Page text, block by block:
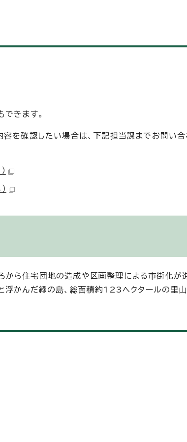
きます。
容を確認したい場合は、下記担当課までお問い
ら住宅団地の造成や区画整理による市街化が
浮かんだ緑の島、総面積約123ヘクタールの里